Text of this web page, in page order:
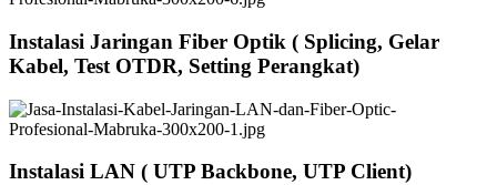
Instalasi Jaringan Fiber Optik ( Splicing, Gelar
Kabel, Test OTDR, Setting Perangkat)
Instalasi LAN ( UTP Backbone, UTP Client)